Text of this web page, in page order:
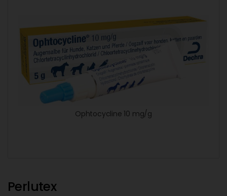
Ophtocycline 10 mg/g
Perlutex